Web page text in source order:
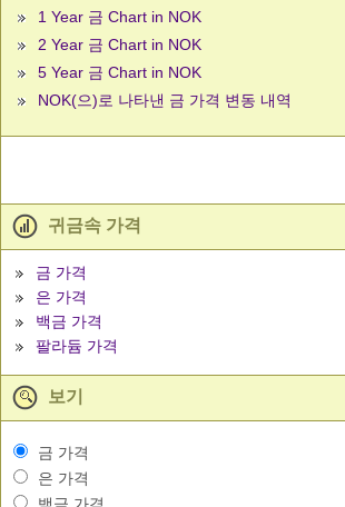
1 Year 금 Chart in NOK
2 Year 금 Chart in NOK
5 Year 금 Chart in NOK
NOK(으)로 나타낸 금 가격 변동 내역
귀금속 가격
금 가격
은 가격
백금 가격
팔라듐 가격
보기
금 가격
은 가격